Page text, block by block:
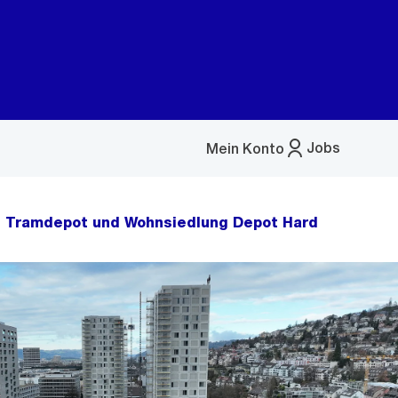
Jobs
Mein Konto
Menü
Tramdepot und Wohnsiedlung Depot Hard